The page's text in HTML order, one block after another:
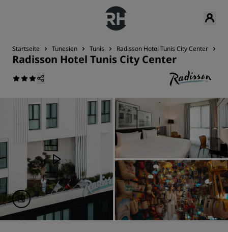
Startseite Tunesien Tunis Radisson Hotel Tunis City Center
Radisson Hotel Tunis City Center